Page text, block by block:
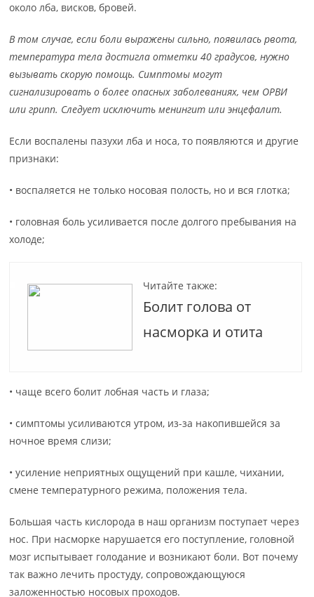
около лба, висков, бровей.
В том случае, если боли выражены сильно, появилась рвота,
температура тела достигла отметки 40 градусов, нужно
вызывать скорую помощь. Симптомы могут
сигнализировать о более опасных заболеваниях, чем ОРВИ
или грипп. Следует исключить менингит или энцефалит.
Если воспалены пазухи лба и носа, то появляются и другие
признаки:
• воспаляется не только носовая полость, но и вся глотка;
• головная боль усиливается после долгого пребывания на
холоде;
Читайте также:
Болит голова от
насморка и отита
• чаще всего болит лобная часть и глаза;
• симптомы усиливаются утром, из-за накопившейся за
ночное время слизи;
• усиление неприятных ощущений при кашле, чихании,
смене температурного режима, положения тела.
Большая часть кислорода в наш организм поступает через
нос. При насморке нарушается его поступление, головной
мозг испытывает голодание и возникают боли. Вот почему
так важно лечить простуду, сопровождающуюся
заложенностью носовых проходов.